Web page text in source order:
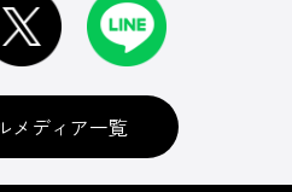
メディア一覧